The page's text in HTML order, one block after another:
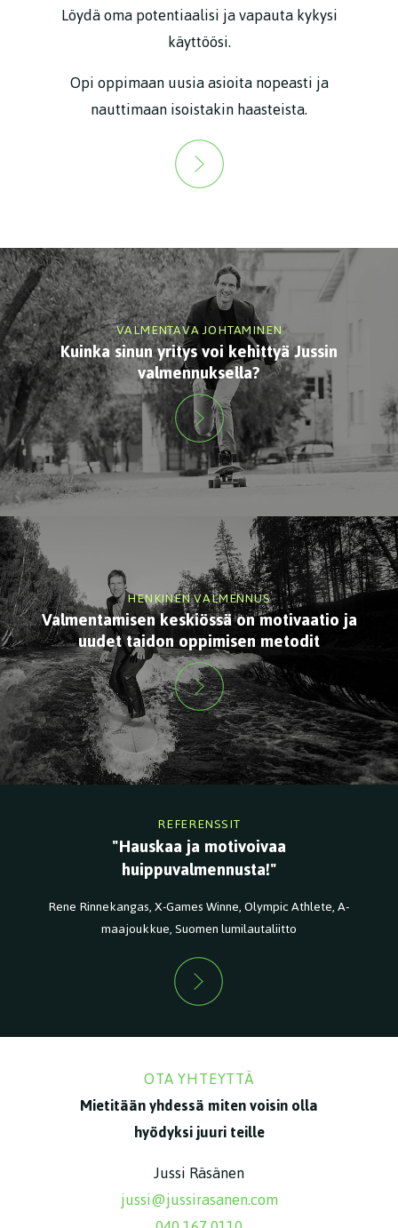
Löydä oma potentiaalisi ja vapauta kykysi
käyttöösi.
Opi oppimaan uusia asioita nopeasti ja
nauttimaan isoistakin haasteista.
VALMENTAVA JOHTAMINEN
Kuinka sinun yritys voi kehittyä Jussin
valmennuksella?
HENKINEN VALMENNUS
Valmentamisen keskiössä on motivaatio ja
uudet taidon oppimisen metodit
REFERENSSIT
"Hauskaa ja motivoivaa
huippuvalmennusta!"
Rene Rinnekangas, X-Games Winne, Olympic Athlete, A-
maajoukkue, Suomen lumilautaliitto
OTA YHTEYTTÄ
Mietitään yhdessä miten voisin olla
hyödyksi juuri teille
Jussi Räsänen
jussi@jussirasanen.com